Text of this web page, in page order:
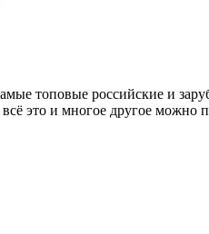
топовые российские и
это и многое другое можно